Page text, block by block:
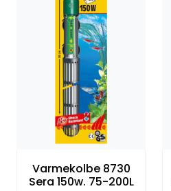
Varmekolbe 8730
Sera 150w. 75-200L